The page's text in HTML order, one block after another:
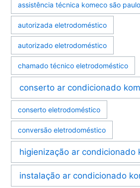
assistência técnica komeco são paulo
autorizada eletrodoméstico
autorizado eletrodoméstico
chamado técnico eletrodoméstico
conserto ar condicionado
conserto eletrodoméstico
conversão eletrodoméstico
higienização ar condicionado
instalação ar condicionado